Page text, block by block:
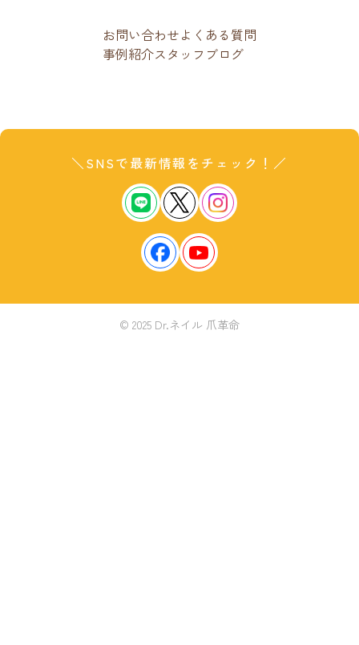
お問い合わせよくある質問
事例紹介スタッフブログ
© 2025 Dr.ネイル 爪革命
＼SNSで最新情報をチェック！／